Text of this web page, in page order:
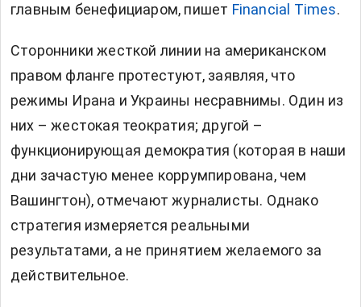
главным бенефициаром, пишет Financial Times.
Сторонники жесткой линии на американском
правом фланге протестуют, заявляя, что
режимы Ирана и Украины несравнимы. Один из
них – жестокая теократия; другой –
функционирующая демократия (которая в наши
дни зачастую менее коррумпирована, чем
Вашингтон), отмечают журналисты. Однако
стратегия измеряется реальными
результатами, а не принятием желаемого за
действительное.